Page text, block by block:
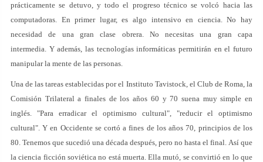
prácticamente se detuvo, y todo el progreso técnico se volcó hacia las
computadoras. En primer lugar, es algo intensivo en ciencia. No hay
necesidad de una gran clase obrera. No necesitas una gran capa
intermedia. Y además, las tecnologías informáticas permitirán en el futuro
manipular la mente de las personas.
Una de las tareas establecidas por el Instituto Tavistock, el Club de Roma, la
Comisión Trilateral a finales de los años 60 y 70 suena muy simple en
inglés. "Para erradicar el optimismo cultural", "reducir el optimismo
cultural". Y en Occidente se cortó a fines de los años 70, principios de los
80. Tenemos que sucedió una década después, pero no hasta el final. Así que
la ciencia ficción soviética no está muerta. Ella mutó, se convirtió en lo que